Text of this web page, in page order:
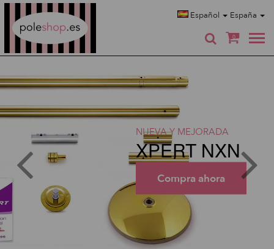
Español España
0
NUEVA Y MEJORADA
XPERT NXN
Compra ahora